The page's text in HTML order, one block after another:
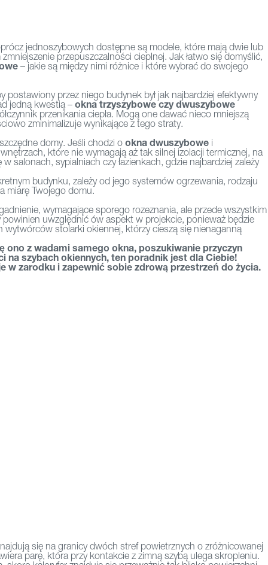
jednoszybowych dostępne są modele, które mają dwie lub
przepuszczalności cieplnej. Jak łatwo się domyślić,
– jakie są między nimi różnice i które wybrać do swojego
przez niego budynek był jak najbardziej efektywny
jedną kwestią – okna trzyszyboweczy dwuszybowe
przenikania ciepła. Mogą one dawać nieco mniejszą
zminimalizuje wynikające z tego straty.
domy. Jeśli chodzi o okna dwuszybowe i
które nie wymagają aż tak silnej izolacji termicznej, na
salonach, sypialniach czy łazienkach, gdzie najbardziej zależy
budynku, zależy od jego systemów ogrzewania, rodzaju
miarę Twojego domu.
wymagające sporego rozeznania, ale przede wszystkim
uwzględnić ów aspekt w projekcie, ponieważ będzie
stolarki okiennej, którzy cieszą się nienaganną
z wadami samego okna, poszukiwanie przyczyn
szybach okiennych, ten poradnik jest dla Ciebie!
w zarodku i zapewnić sobie zdrową przestrzeń do życia.
się na granicy dwóch stref powietrznych o zróżnicowanej
parę, która przy kontakcie z zimną szybą ulega skropleniu.